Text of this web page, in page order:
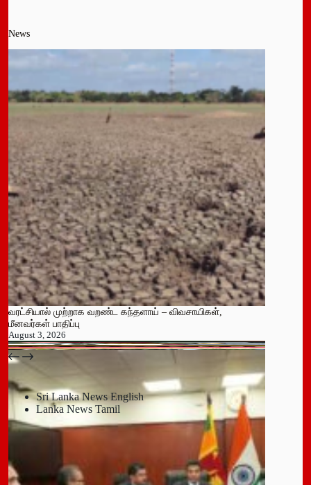
News
வரட்சியால் முற்றாக வறண்ட கந்தளாய் – விவசாயிகள்,
மீனவர்கள் பாதிப்பு
August 3, 2026
பதுளை மாநகர சபையின் NPP உறுப்பினர் திடீர் ராஜினாமா!
July 14, 2026
Sri Lanka News English
Lanka News Tamil